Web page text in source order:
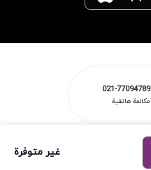
غير متوفرة
021-77094789
مكالمة هاتفية